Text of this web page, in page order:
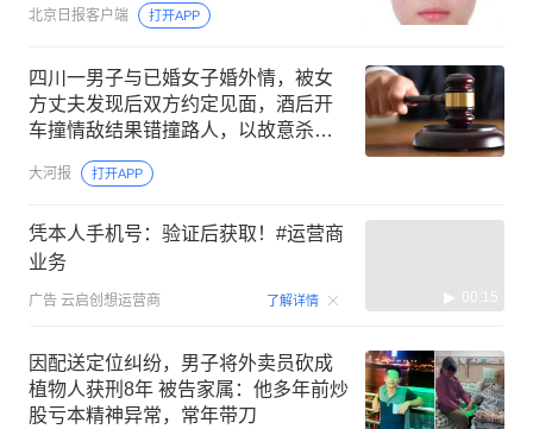
北京日报客户端 打开APP
四川一男子与已婚女子婚外情，被女
方丈夫发现后双方约定见面，酒后开
车撞情敌结果错撞路人，以故意杀人
罪被判有期徒刑十三年
大河报 打开APP
凭本人手机号：验证后获取！#运营商
业务
广告 云启创想运营商 了解详情 00:15
因配送定位纠纷，男子将外卖员砍成
植物人获刑8年 被告家属：他多年前炒
股亏本精神异常，常年带刀